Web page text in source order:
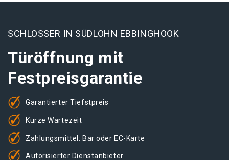
SCHLOSSER IN SÜDLOHN EBBINGHOOK
Türöffnung mit
Festpreisgarantie
Garantierter Tiefstpreis
Kurze Wartezeit
Zahlungsmittel: Bar oder EC-Karte
Autorisierter Dienstanbieter